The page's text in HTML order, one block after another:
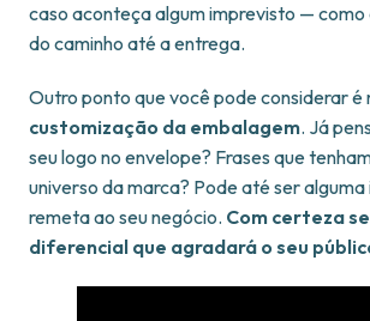
caso aconteça algum imprevisto — como
do caminho até a entrega.
Outro ponto que você pode considerar é
customização da embalagem. Já
seu logo no envelope? Frases que
universo da marca? Pode até ser
remeta ao seu negócio. Com certeza
diferencial que agradará o seu